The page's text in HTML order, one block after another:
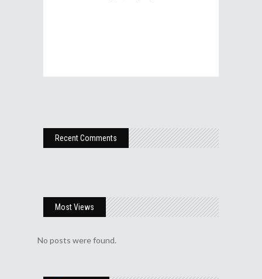
Recent Comments
Most Views
No posts were found.